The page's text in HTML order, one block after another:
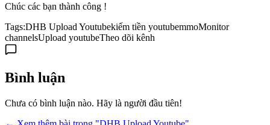
Chúc các bạn thành công !
Tags:DHB Upload Youtubekiếm tiền youtubemmoMonitor
channelsUpload youtubeTheo dõi kênh
Bình luận
Chưa có bình luận nào. Hãy là người đầu tiên!